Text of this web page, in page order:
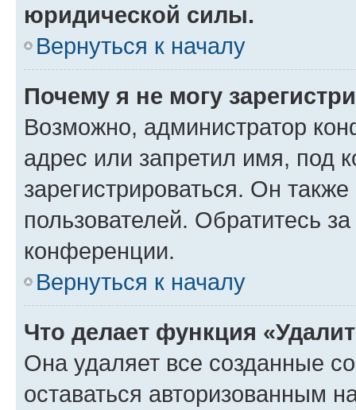
юридической силы.
Вернуться к началу
Почему я не могу
Возможно, администратор
адрес или запретил имя, под
зарегистрироваться. Он
пользователей. Обратитесь
конференции.
Вернуться к началу
Что делает функция
Она удаляет все созданные
оставаться авторизованным